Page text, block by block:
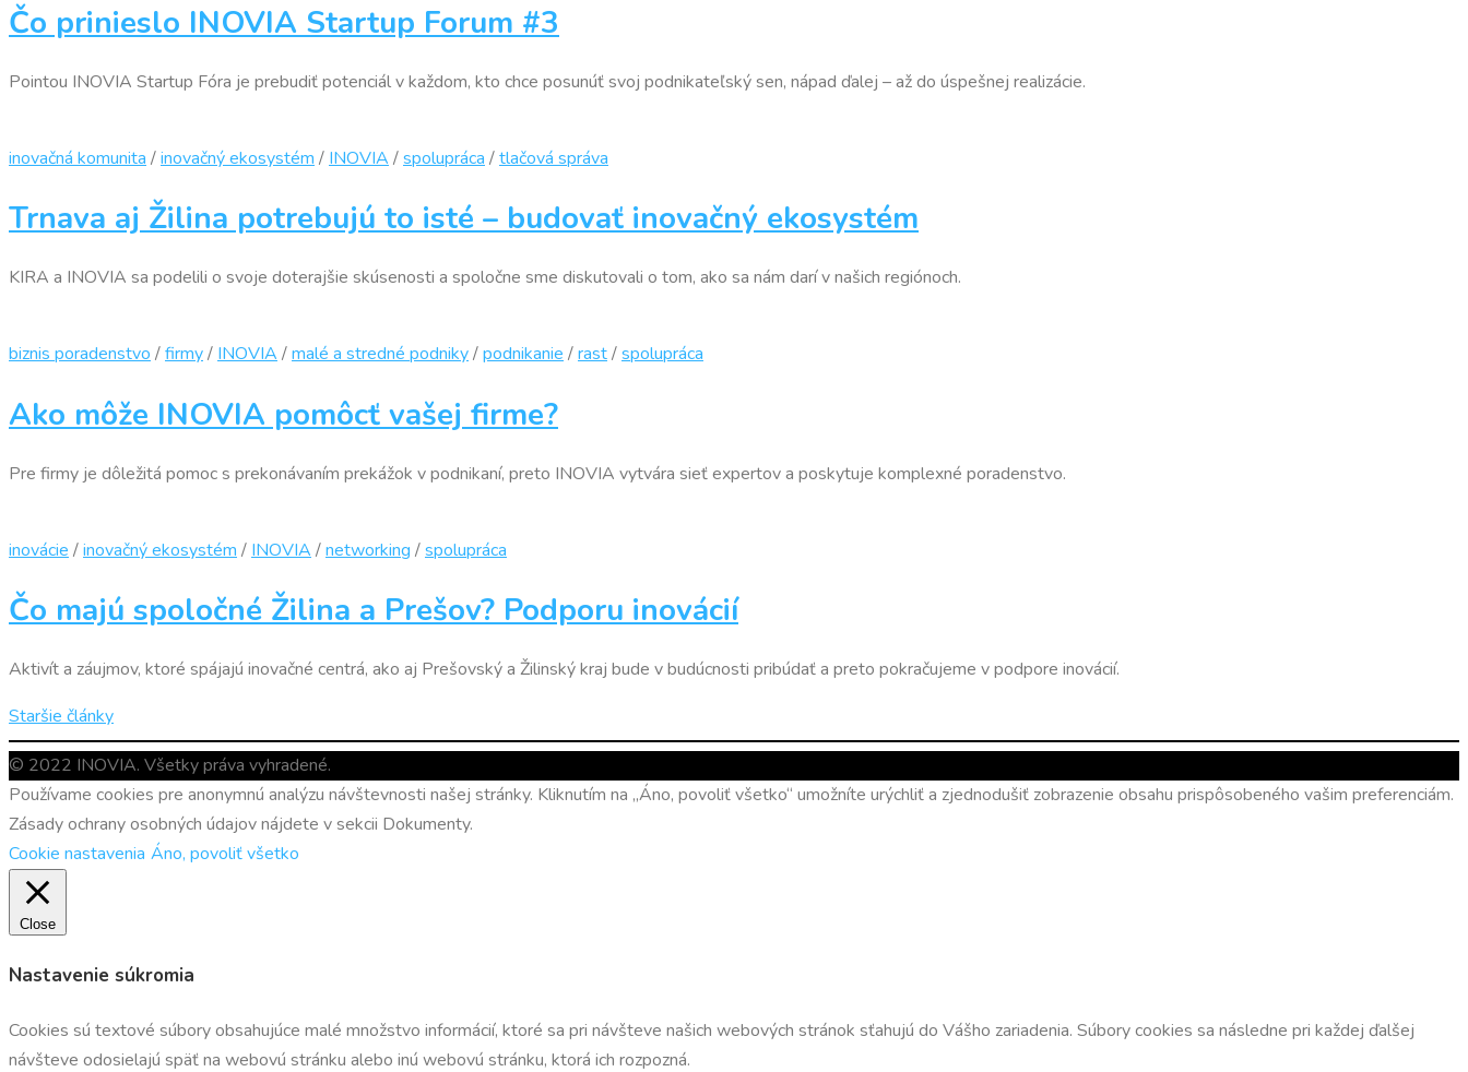
Čo prinieslo INOVIA Startup Forum #3
Pointou INOVIA Startup Fóra je prebudiť potenciál v každom, kto chce posunúť svoj podnikateľský sen, nápad ďalej – až do úspešnej realizácie.
inovačná komunita /inovačný ekosystém / INOVIA /spolupráca /tlačová správa
Trnava aj Žilina potrebujú to isté – budovať inovačný ekosystém
KIRA a INOVIA sa podelili o svoje doterajšie skúsenosti a spoločne sme diskutovali o tom, ako sa nám darí v našich regiónoch.
biznis poradenstvo /firmy/ INOVIA /malé a stredné podniky/podnikanie /rast/spolupráca
Ako môže INOVIA pomôcť vašej firme?
Pre firmy je dôležitá pomoc s prekonávaním prekážok v podnikaní, preto INOVIA vytvára sieť expertov a poskytuje komplexné poradenstvo.
inovácie /inovačný ekosystém / INOVIA /networking /spolupráca
Čo majú spoločné Žilina a Prešov? Podporu inovácií
Aktivít a záujmov, ktoré spájajú inovačné centrá, ako aj Prešovský a Žilinský kraj bude v budúcnosti pribúdať a preto pokračujeme v podpore inovácií.
Navigácia
v
článkoch
Staršie články
© 2022 INOVIA. Všetky práva vyhradené.
Používame cookies pre anonymnú analýzu návštevnosti našej stránky. Kliknutím na „Áno, povoliť všetko“ umožníte urýchliť a zjednodušiť zobrazenie obsahu prispôsobeného vašim preferenciám.
Zásady ochrany osobných údajov nájdete v sekcii Dokumenty.
Cookie nastavenia Áno, povoliť všetko
Close
Nastavenie súkromia
Cookies sú textové súbory obsahujúce malé množstvo informácií, ktoré sa pri návšteve našich webových stránok sťahujú do Vášho zariadenia. Súbory cookies sa následne pri každej ďalšej
návšteve odosielajú späť na webovú stránku alebo inú webovú stránku, ktorá ich rozpozná.